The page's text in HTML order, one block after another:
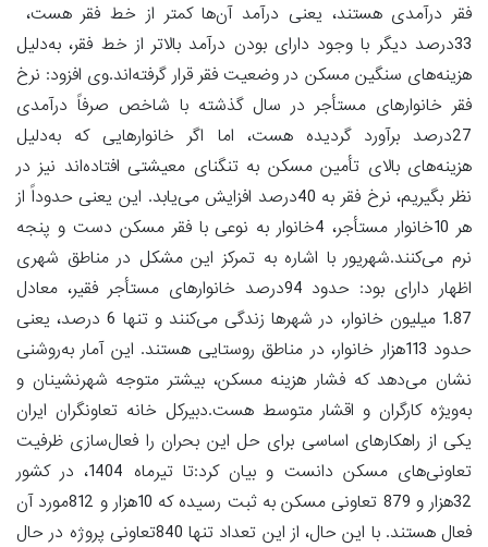
فقر درآمدی هستند، یعنی درآمد آن‌ها کمتر از خط فقر هست،
33درصد دیگر با وجود دارای بودن درآمد بالاتر از خط فقر، به‌دلیل
هزینه‌های سنگین مسکن در وضعیت فقر قرار گرفته‌اند.وی افزود: نرخ
فقر خانوارهای مستأجر در سال گذشته با شاخص صرفاً درآمدی
27درصد برآورد گردیده هست، اما اگر خانوارهایی که به‌دلیل
هزینه‌های بالای تأمین مسکن به تنگنای معیشتی افتاده‌اند نیز در
نظر بگیریم، نرخ فقر به 40درصد افزایش می‌یابد. این یعنی حدوداً از
هر 10خانوار مستأجر، 4خانوار به نوعی با فقر مسکن دست و پنجه
نرم می‌کنند.شهریور با اشاره به تمرکز این مشکل در مناطق شهری
اظهار دارای بود: حدود 94درصد خانوارهای مستأجر فقیر، معادل
1.87 میلیون خانوار، در شهرها زندگی می‌کنند و تنها 6 درصد، یعنی
حدود 113هزار خانوار، در مناطق روستایی هستند. این آمار به‌روشنی
نشان می‌دهد که فشار هزینه مسکن، بیشتر متوجه شهرنشینان و
به‌ویژه کارگران و اقشار متوسط هست.دبیرکل خانه تعاونگران ایران
یکی از راهکارهای اساسی برای حل این بحران را فعال‌سازی ظرفیت
تعاونی‌های مسکن دانست و بیان کرد:تا تیرماه 1404، در کشور
32هزار و 879 تعاونی مسکن به ثبت رسیده که 10هزار و 812مورد آن
فعال هستند. با این حال، از این تعداد تنها 840تعاونی پروژه در حال